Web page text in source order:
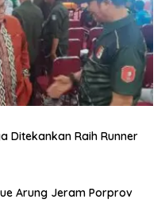
Ditekankan Raih Runner
Arung Jeram Porprov